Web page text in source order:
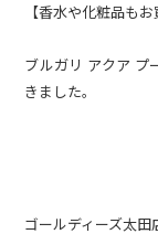
【香水や化粧品も
ブルガリ アクア
きました。
ゴールディーズ太田